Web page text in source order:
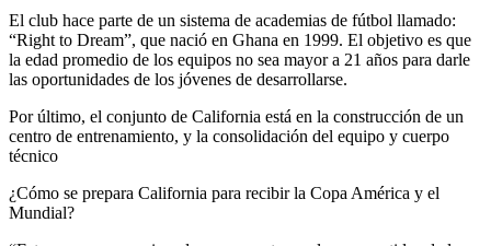
El club hace parte de un sistema de academias de fútbol llamado:
“Right to Dream”, que nació en Ghana en 1999. El objetivo es que
la edad promedio de los equipos no sea mayor a 21 años para darle
las oportunidades de los jóvenes de desarrollarse.
Por último, el conjunto de California está en la construcción de un
centro de entrenamiento, y la consolidación del equipo y cuerpo
técnico
¿Cómo se prepara California para recibir la Copa América y el
Mundial?